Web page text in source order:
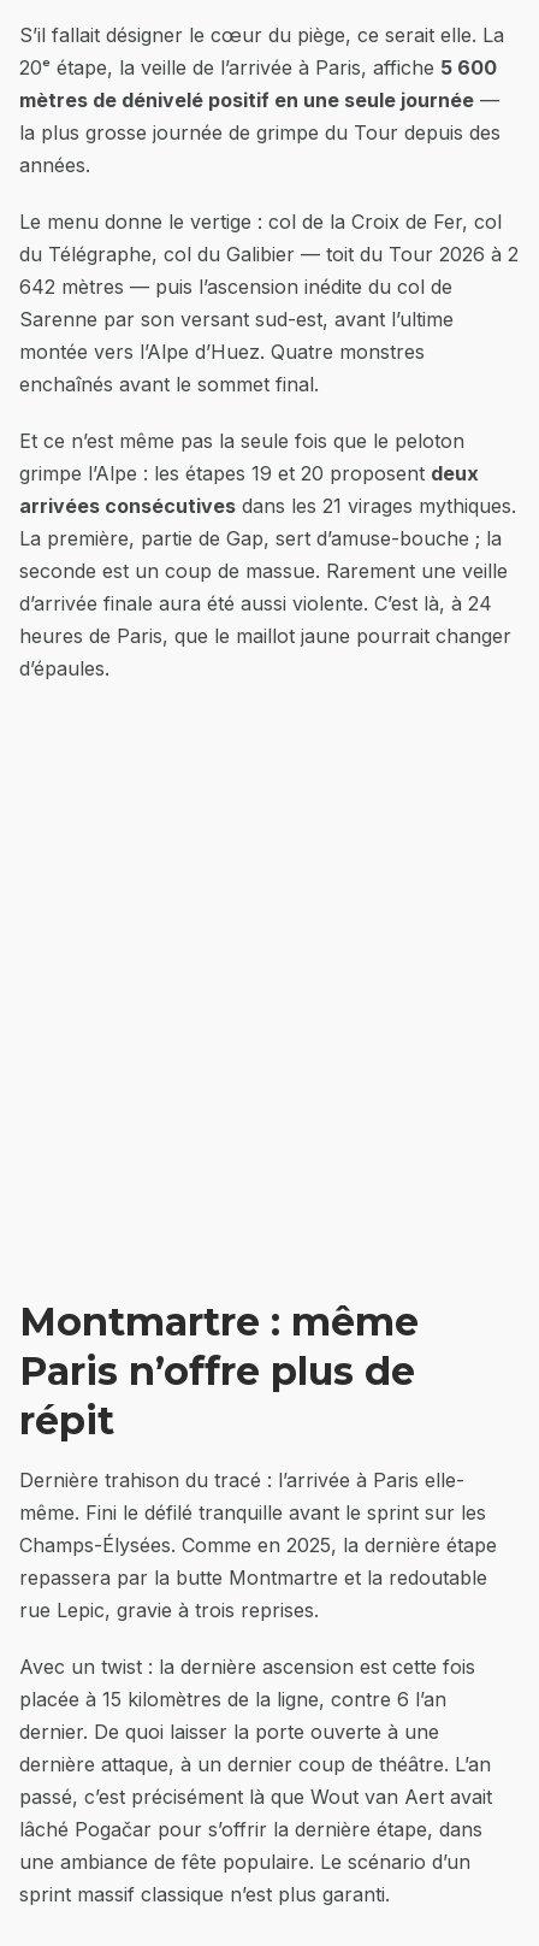
S’il fallait désigner le cœur du piège, ce serait elle. La
20ᵉ étape, la veille de l’arrivée à Paris, affiche 5 600
mètres de dénivelé positif en une seule journée —
la plus grosse journée de grimpe du Tour depuis des
années.
Le menu donne le vertige : col de la Croix de Fer, col
du Télégraphe, col du Galibier — toit du Tour 2026 à 2
642 mètres — puis l’ascension inédite du col de
Sarenne par son versant sud-est, avant l’ultime
montée vers l’Alpe d’Huez. Quatre monstres
enchaînés avant le sommet final.
Et ce n’est même pas la seule fois que le peloton
grimpe l’Alpe : les étapes 19 et 20 proposent deux
arrivées consécutives dans les 21 virages mythiques.
La première, partie de Gap, sert d’amuse-bouche ; la
seconde est un coup de massue. Rarement une veille
d’arrivée finale aura été aussi violente. C’est là, à 24
heures de Paris, que le maillot jaune pourrait changer
d’épaules.
Montmartre : même
Paris n’offre plus de
répit
Dernière trahison du tracé : l’arrivée à Paris elle-
même. Fini le défilé tranquille avant le sprint sur les
Champs-Élysées. Comme en 2025, la dernière étape
repassera par la butte Montmartre et la redoutable
rue Lepic, gravie à trois reprises.
Avec un twist : la dernière ascension est cette fois
placée à 15 kilomètres de la ligne, contre 6 l’an
dernier. De quoi laisser la porte ouverte à une
dernière attaque, à un dernier coup de théâtre. L’an
passé, c’est précisément là que Wout van Aert avait
lâché Pogačar pour s’offrir la dernière étape, dans
une ambiance de fête populaire. Le scénario d’un
sprint massif classique n’est plus garanti.